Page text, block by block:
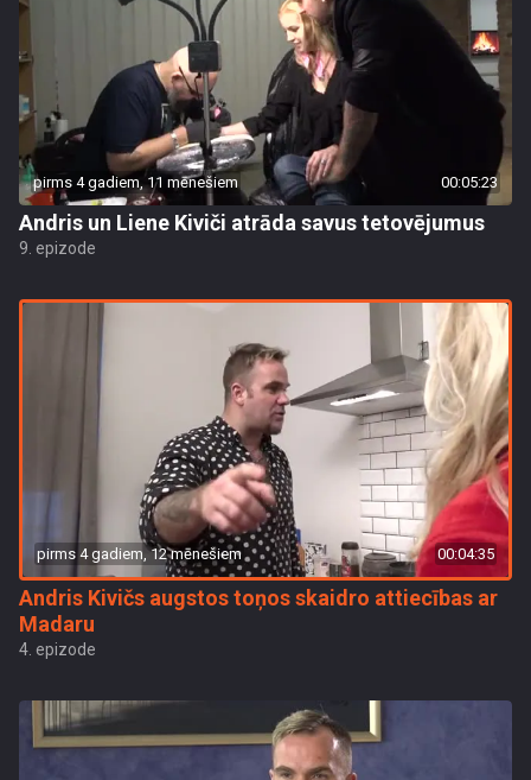
pirms 4 gadiem, 11 mēnešiem 00:05:23
Andris un Liene Kiviči atrāda savus tetovējumus
9. epizode
pirms 4 gadiem, 12 mēnešiem 00:04:35
Andris Kivičs augstos toņos skaidro attiecības ar
Madaru
4. epizode